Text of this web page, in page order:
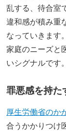
乱する、待合室
違和感が積み重
なっていきます
家庭のニーズと
いシグナルです。
罪悪感を持た
厚生労働省のか
合うかかりつけ